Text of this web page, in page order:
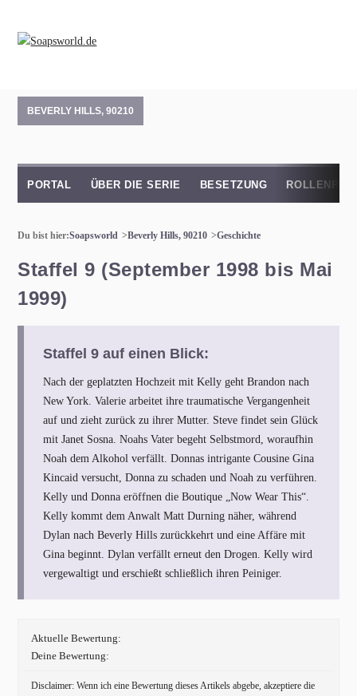
BEVERLY HILLS, 90210
PORTAL ÜBER DIE SERIE BESETZUNG
Du bist hier:Soapsworld Beverly Hills, 90210 Geschichte
Staffel 9 (September 1998 bis Mai
1999)
Staffel 9 auf einen Blick:
Nach der geplatzten Hochzeit mit Kelly geht Brandon nach
New York. Valerie arbeitet ihre traumatische Vergangenheit
auf und zieht zurück zu ihrer Mutter. Steve findet sein Glück
mit Janet Sosna. Noahs Vater begeht Selbstmord, woraufhin
Noah dem Alkohol verfällt. Donnas intrigante Cousine Gina
Kincaid versucht, Donna zu schaden und Noah zu verführen.
Kelly und Donna eröffnen die Boutique „Now Wear This“.
Kelly kommt dem Anwalt Matt Durning näher, während
Dylan nach Beverly Hills zurückkehrt und eine Affäre mit
Gina beginnt. Dylan verfällt erneut den Drogen. Kelly wird
vergewaltigt und erschießt schließlich ihren Peiniger.
Aktuelle Bewertung:
Deine Bewertung:
Disclaimer: Wenn ich eine Bewertung dieses Artikels abgebe, akzeptiere die